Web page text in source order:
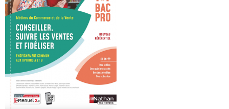
Les petits champions de la lecture